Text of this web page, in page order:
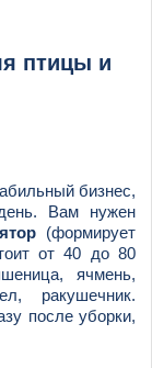
птицы и
бизнес,
Вам нужен
(формирует
от 40 до 80
ячмень,
ракушечник.
после уборки,